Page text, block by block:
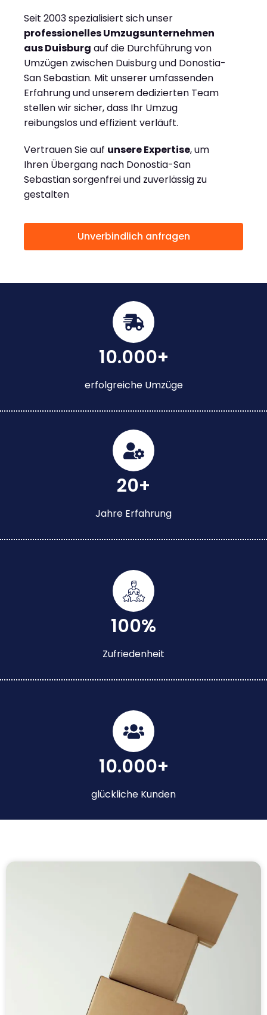
Seit 2003 spezialisiert sich unser
professionelles Umzugsunternehmen
aus Duisburg auf die Durchführung von
Umzügen zwischen Duisburg und Donostia-
San Sebastian. Mit unserer umfassenden
Erfahrung und unserem dedizierten Team
stellen wir sicher, dass Ihr Umzug
reibungslos und effizient verläuft.
Vertrauen Sie auf unsere Expertise, um
Ihren Übergang nach Donostia-San
Sebastian sorgenfrei und zuverlässig zu
gestalten
Unverbindlich anfragen
10.000+
erfolgreiche Umzüge
20+
Jahre Erfahrung
100%
Zufriedenheit
10.000+
glückliche Kunden